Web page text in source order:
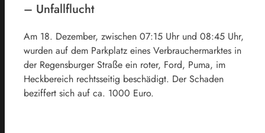
– Unfallflucht
Am 18. Dezember, zwischen 07:15 Uhr und 08:45 Uhr,
wurden auf dem Parkplatz eines Verbrauchermarktes in
der Regensburger Straße ein roter, Ford, Puma, im
Heckbereich rechtsseitig beschädigt. Der Schaden
beziffert sich auf ca. 1000 Euro.